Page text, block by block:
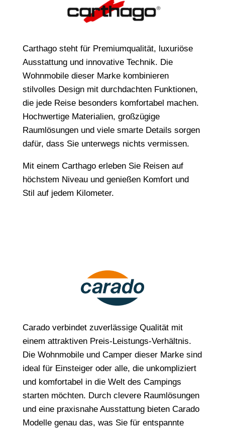
Carthago steht für Premiumqualität, luxuriöse
Ausstattung und innovative Technik. Die
Wohnmobile dieser Marke kombinieren
stilvolles Design mit durchdachten Funktionen,
die jede Reise besonders komfortabel machen.
Hochwertige Materialien, großzügige
Raumlösungen und viele smarte Details sorgen
dafür, dass Sie unterwegs nichts vermissen.
Mit einem Carthago erleben Sie Reisen auf
höchstem Niveau und genießen Komfort und
Stil auf jedem Kilometer.
Carado verbindet zuverlässige Qualität mit
einem attraktiven Preis-Leistungs-Verhältnis.
Die Wohnmobile und Camper dieser Marke sind
ideal für Einsteiger oder alle, die unkompliziert
und komfortabel in die Welt des Campings
starten möchten. Durch clevere Raumlösungen
und eine praxisnahe Ausstattung bieten Carado
Modelle genau das, was Sie für entspannte